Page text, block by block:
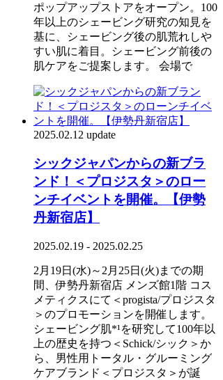
ポップアップストアをオープン。100
年以上のシェービング研究の知見を
基に、シェービング後の肌荒れしや
すい肌に着目。シェービング前後の
肌ケアをご提案します。 会場で
2025.02.12 update
シックジャパンからの新ブラ
ンド！＜プロジスタ＞のロー
ンチイベントを開催。【伊勢
丹新宿店】
2025.02.19 - 2025.02.25
2月19日(水)～2月25日(火)までの期
間、伊勢丹新宿店 メンズ館1階 コス
メティクスにて＜progista/プロジスタ
＞のプロモーションを開催します。
シェービング肌*¹を研究して100年以
上の歴史を持つ＜Schick/シック＞か
ら、男性用トータル・グルーミング
ケアブランド＜プロジスタ＞が誕